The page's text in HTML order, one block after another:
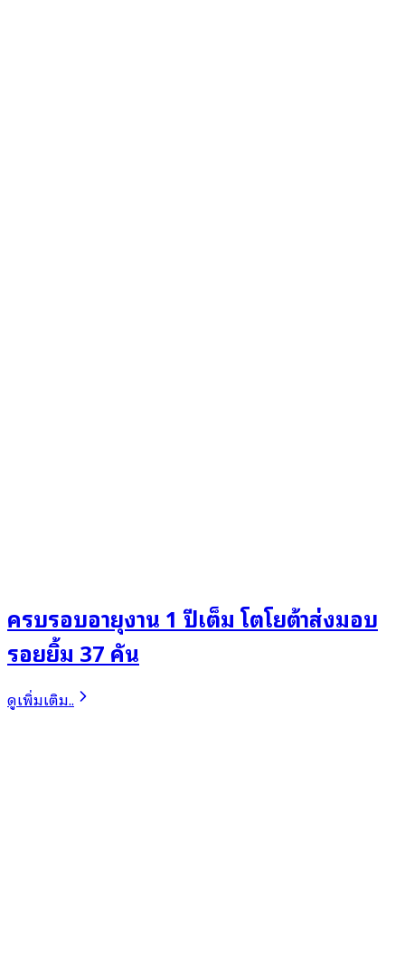
ครบรอบอายุงาน 1 ปีเต็ม โตโยต้าส่งมอบ
รอยยิ้ม 37 คัน
ดูเพิ่มเติม..